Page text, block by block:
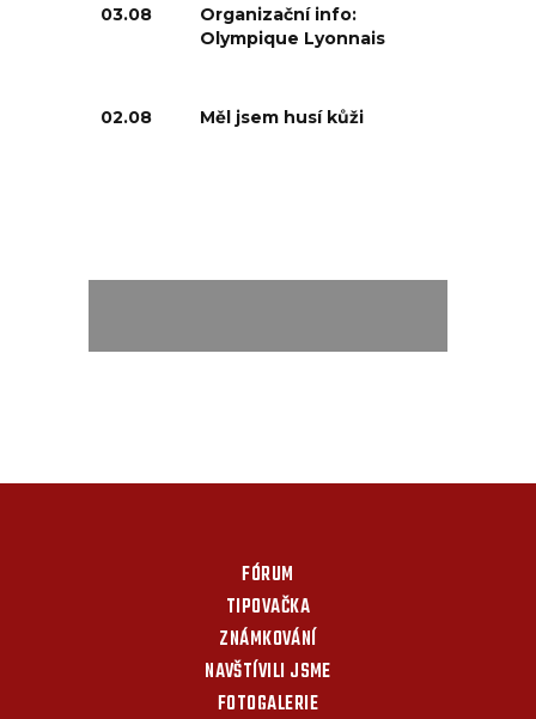
03.08
Organizační info:
Olympique Lyonnais
02.08 Měl jsem husí kůži
FÓRUM
TIPOVAČKA
ZNÁMKOVÁNÍ
NAVŠTÍVILI JSME
FOTOGALERIE